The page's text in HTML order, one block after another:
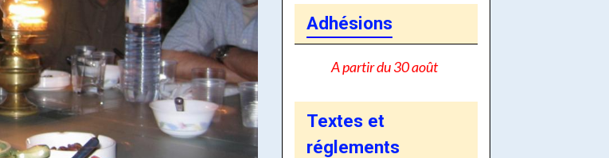
Adhésions
A partir du 30 août
Textes et
réglements